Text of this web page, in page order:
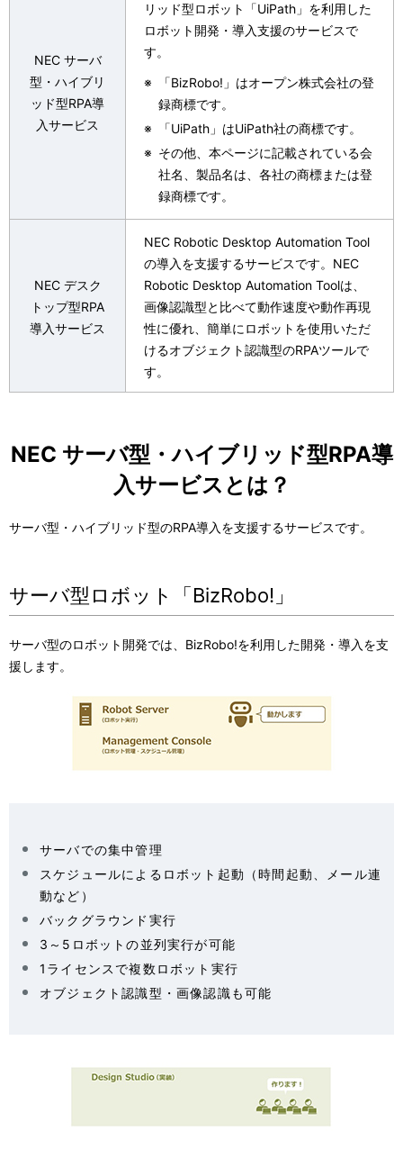
NEC サーバ
型・ハイブリ
ッド型RPA導
入サービス
リッド型ロボット「UiPath」を利用した
ロボット開発・導入支援のサービスで
す。
※
「BizRobo!」はオープン株式会社の登
録商標です。
※
「UiPath」はUiPath社の商標です。
※ その他、本ページに記載されている会
社名、製品名は、各社の商標または登
録商標です。
NEC デスク
トップ型RPA
導入サービス
NEC Robotic Desktop Automation Tool
の導入を支援するサービスです。NEC
Robotic Desktop Automation Toolは、
画像認識型と比べて動作速度や動作再現
性に優れ、簡単にロボットを使用いただ
けるオブジェクト認識型のRPAツールで
す。
NEC サーバ型・ハイブリッド型RPA導
入サービスとは？
サーバ型・ハイブリッド型のRPA導入を支援するサービスです。
サーバ型ロボット「BizRobo!」
サーバ型のロボット開発では、BizRobo!を利用した開発・導入を支
援します。
サーバでの集中管理
スケジュールによるロボット起動（時間起動、メール連
動など）
バックグラウンド実行
3～5ロボットの並列実行が可能
1ライセンスで複数ロボット実行
オブジェクト認識型・画像認識も可能